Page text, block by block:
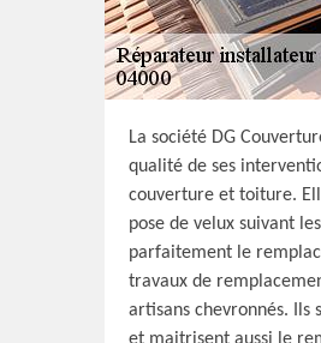
La société DG
qualité de ses
couverture et toiture.
pose de velux suivant
parfaitement le
travaux de
artisans chevronnés. Ils